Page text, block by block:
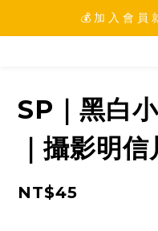
💰 加 入 會 員
💰 加 入 會 員
💰 填 寫 完 整 會
SP｜黑白
｜攝影明
NT$45